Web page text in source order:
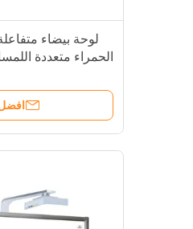
لوحة بيضاء